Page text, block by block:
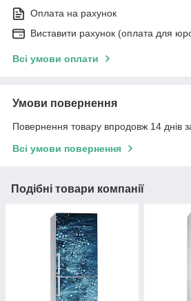
Оплата на рахунок
Виставити рахунок (оплата для
Всі умови оплати
Умови повернення
Повернення товару впродовж 14 днів
Всі умови повернення
Подібні товари компанії